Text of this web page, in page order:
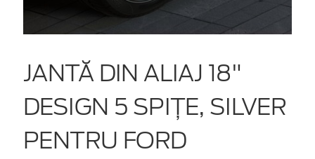
JANTĂ DIN ALIAJ 18"
DESIGN 5 SPIŢE, SILVER
PENTRU FORD